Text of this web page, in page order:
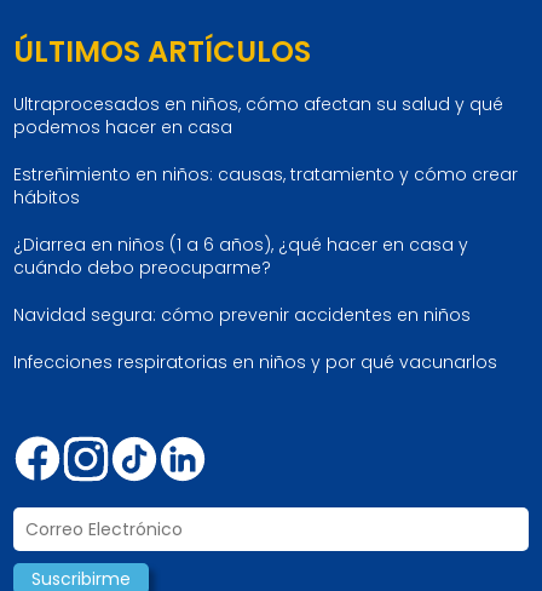
ÚLTIMOS ARTÍCULOS
Ultraprocesados en niños, cómo afectan su salud y qué
podemos hacer en casa
Estreñimiento en niños: causas, tratamiento y cómo crear
hábitos
¿Diarrea en niños (1 a 6 años), ¿qué hacer en casa y
cuándo debo preocuparme?
Navidad segura: cómo prevenir accidentes en niños
Infecciones respiratorias en niños y por qué vacunarlos